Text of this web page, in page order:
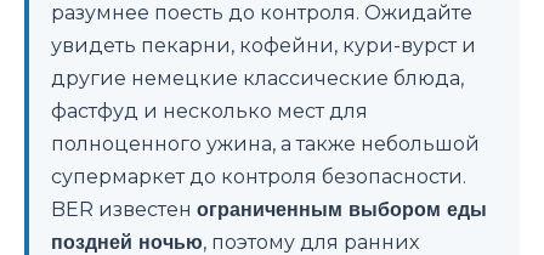
разумнее поесть до контроля. Ожидайте
увидеть пекарни, кофейни, кури-вурст и
другие немецкие классические блюда,
фастфуд и несколько мест для
полноценного ужина, а также небольшой
супермаркет до контроля безопасности.
BER известен ограниченным выбором еды
поздней ночью, поэтому для ранних